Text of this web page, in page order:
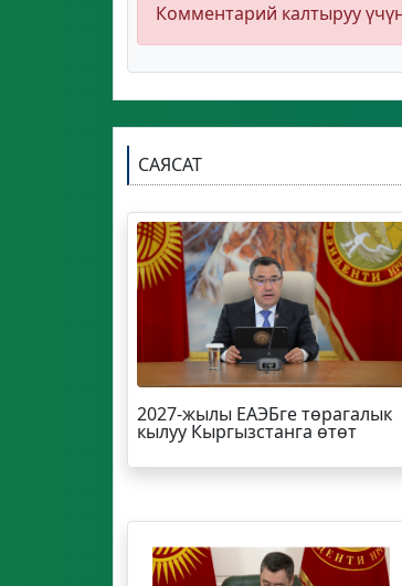
Комментарий калтыруу
САЯСАТ
2027-жылы ЕАЭБге төрагалык
кылуу Кыргызстанга өтөт